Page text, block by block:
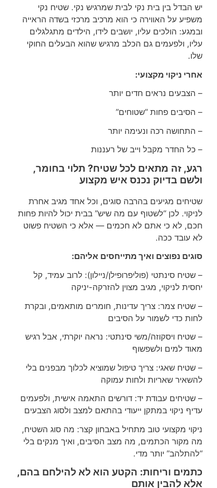
יש הבדל בין בית נקי לבית שמרגיש נקי. שטיח נקי
משפיע על האווירה כי הוא מרכיב מרכזי בשדה הראייה
ובמגע: הולכים עליו, יושבים לידו, הילדים מתגלגלים
עליו, ולפעמים גם הכלב מרגיש שהוא הבעלים החוקי
שלו.
אחרי ניקוי מקצועי:
– הצבעים נראים חדים יותר
– הסיבים פחות “שטוחים”
– התחושה רכה ונעימה יותר
– כל החדר מקבל וייב של רעננות
רגע, זה מתאים לכל שטיח? תלוי בחומר,
ולשם בדיוק נכנס איש מקצוע
שטיחים מגיעים בהרבה סוגים, וכל אחד מגיב אחרת
לניקוי. לכן “לשטוף עם מה שיש” בבית יכול להיות פחות
חכם, לא כי אתם לא חכמים — אלא כי השטיח פשוט
לא עובד ככה.
סוגים נפוצים ואיך מתייחסים אליהם:
– שטיח סינתטי (פוליפרופילן/ניילון): לרוב עמיד, קל
יחסית לניקוי, מגיב מצוין להזרקה-יניקה
– שטיח צמר: צריך עדינות, חומרים מותאמים, ובקרת
לחות כדי לשמור על הסיבים
– שטיח ויסקוזה/משי סינתטי: נראה יוקרתי, אבל רגיש
מאוד למים ולשפשוף
– שטיח שאגי: צריך טיפול שמוציא לכלוך מבפנים בלי
להשאיר שאריות ולחות עמוקה
– שטיחים עבודת יד: דורשים התאמה אישית, ולפעמים
עדיף ניקוי במתקן ייעודי בהתאם למצב ולסוג הצבעים
ניקוי מקצועי טוב מתחיל באבחון קצר: מה סוג השטיח,
מה מקור הכתמים, מה מצב הסיבים, ואיך מנקים בלי
“להתלהב” יותר מדי.
כתמים וריחות: הקטע הוא לא להילחם בהם,
אלא להבין אותם